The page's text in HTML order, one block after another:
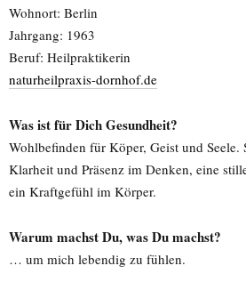
Wohnort: Berlin
Jahrgang: 1963
Beruf: Heilpraktikerin
naturheilpraxis-dornhof.de
Was ist für Dich Gesundheit?
Wohlbefinden für Köper, Geist und Seele.
Klarheit und Präsenz im Denken, eine
ein Kraftgefühl im Körper.
Warum machst Du, was Du machst?
… um mich lebendig zu fühlen.